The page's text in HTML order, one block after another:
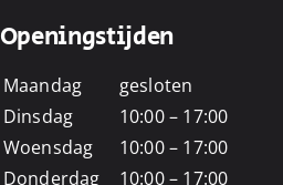
Openingstijden
Maandag
Dinsdag
Woensdag
Donderdag
gesloten
10:00 – 17:00
10:00 – 17:00
10:00 – 17:00